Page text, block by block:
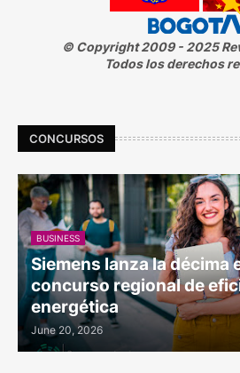
© Copyright 2009 - 2025
Todos los derechos
CONCURSOS
BUSINESS
Siemens lanza la décima
concurso regional de
energética
June 20, 2026